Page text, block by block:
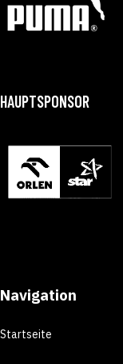
HAUPTSPONSOR
Navigation
Startseite